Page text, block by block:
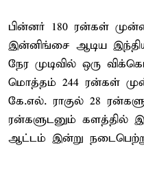
பின்னர் 180 ரன்கள்
இன்னிங்சை ஆடிய
நேர முடிவில் ஒரு
மொத்தம் 244 ரன்கள்
கே.எல். ராகுல் 28
ரன்களுடனும் களத்தில்
ஆட்டம் இன்று நடைபெற்று